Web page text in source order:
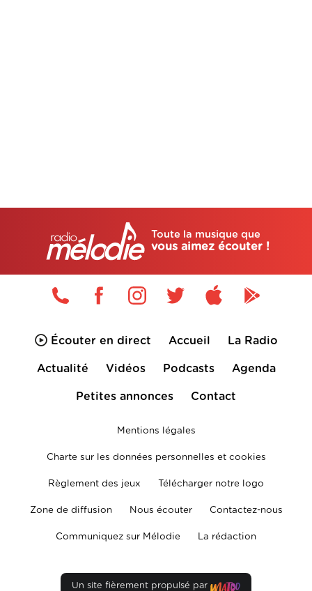
Toute la musique que
vous aimez écouter !
Écouter en direct Accueil La Radio
Actualité Vidéos Podcasts Agenda
Petites annonces Contact
Mentions légales
Charte sur les données personnelles et cookies
Règlement des jeux Télécharger notre logo
Zone de diffusion Nous écouter Contactez-nous
Communiquez sur Mélodie La rédaction
Un site fièrement propulsé par